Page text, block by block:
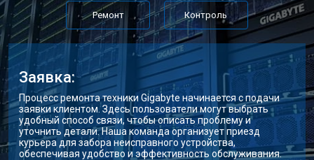
Ремонт Контроль
Заявка:
Процесс ремонта техники Gigabyte начинается с подачи
заявки клиентом. Здесь пользователи могут выбрать
удобный способ связи, чтобы описать проблему и
уточнить детали. Наша команда организует приезд
курьера для забора неисправного устройства,
обеспечивая удобство и эффективность обслуживания.